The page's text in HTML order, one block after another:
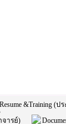
Resume &Training (
จารย์)